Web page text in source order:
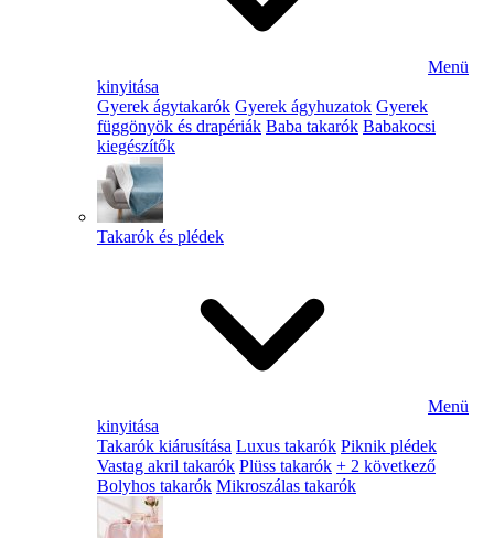
Menü
kinyitása
Gyerek ágytakarók Gyerek ágyhuzatok Gyerek
függönyök és drapériák Baba takarók Babakocsi
kiegészítők
Takarók és plédek
Menü
kinyitása
Takarók kiárusítása Luxus takarók Piknik plédek
Vastag akril takarók Plüss takarók + 2 következő
Bolyhos takarók Mikroszálas takarók